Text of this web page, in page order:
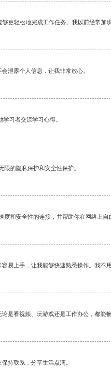
更轻松地完成工作任务。我以前经常加
泄露个人信息，让我非常放心。
习者交流学习心得。
的隐私保护和安全性保护。
和安全性的连接，并帮助你在网络上自
易上手，让我能够快速熟悉操作。我不
是看视频、玩游戏还是工作办公，都
持联系，分享生活点滴。